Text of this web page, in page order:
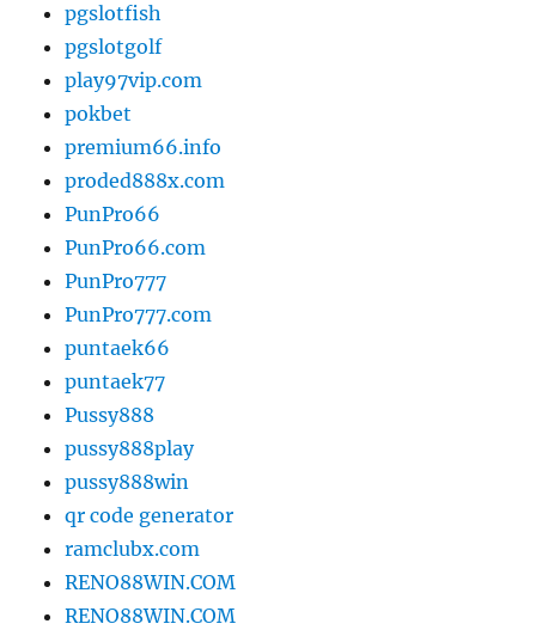
pgslotfish
pgslotgolf
play97vip.com
pokbet
premium66.info
proded888x.com
PunPro66
PunPro66.com
PunPro777
PunPro777.com
puntaek66
puntaek77
Pussy888
pussy888play
pussy888win
qr code generator
ramclubx.com
RENO88WIN.COM
RENO88WIN.COM